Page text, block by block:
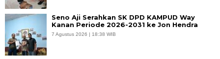
Seno Aji Serahkan SK DPD KAMPUD Way
Kanan Periode 2026-2031 ke Jon Hendra
7 Agustus 2026 | 18:38 WIB